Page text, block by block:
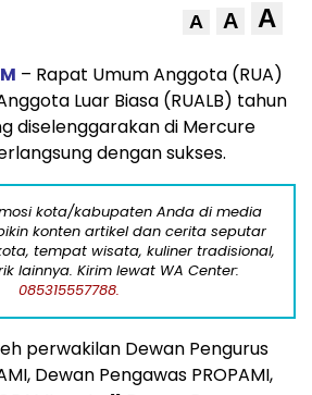
A A A
– Rapat Umum Anggota (RUA)
Luar Biasa (RUALB) tahun
diselenggarakan di Mercure
dengan sukses.
kota/kabupaten Anda di media
konten artikel dan cerita seputar
tempat wisata, kuliner tradisional,
lainnya. Kirim lewat WA Center:
085315557788.
perwakilan Dewan Pengurus
Dewan Pengawas PROPAMI,